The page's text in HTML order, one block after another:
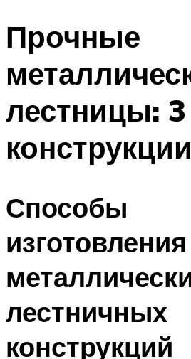
Прочные
лестницы:
конструкции
Способы
изготовления
лестничных
конструкций